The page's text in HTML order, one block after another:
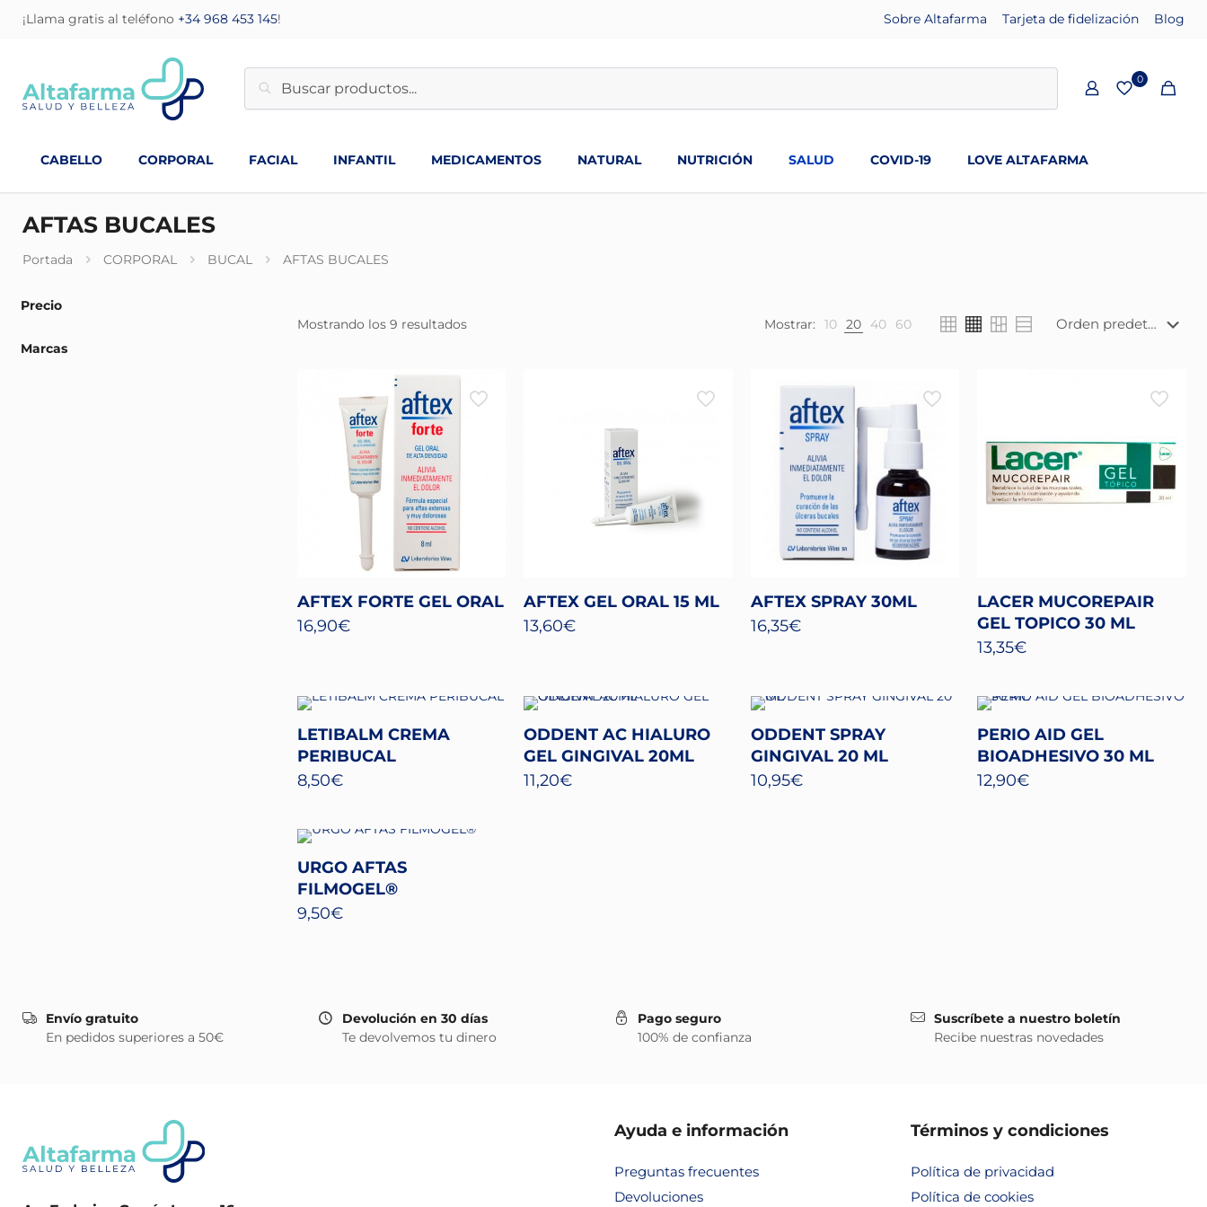
¡Llama gratis al teléfono +34 968 453 145! Sobre Altafarma Tarjeta de fidelización Blog
0
CABELLO CORPORAL FACIAL INFANTIL MEDICAMENTOS NATURAL NUTRICIÓN SALUD COVID-19 LOVE ALTAFARMA
AFTAS BUCALES
Portada CORPORAL BUCAL AFTAS BUCALES
Mostrando los 9 resultados Mostrar: 10 20 40 60
AFTEX FORTE GEL ORAL
16,90€
AFTEX GEL ORAL 15 ML
13,60€
AFTEX SPRAY 30ML
16,35€
LACER MUCOREPAIR
GEL TOPICO 30 ML
13,35€
LETIBALM CREMA
PERIBUCAL
8,50€
ODDENT AC HIALURO
GEL GINGIVAL 20ML
11,20€
ODDENT SPRAY
GINGIVAL 20 ML
10,95€
PERIO AID GEL
BIOADHESIVO 30 ML
12,90€
URGO AFTAS
FILMOGEL®
9,50€
Precio
Marcas
Envío gratuito
En pedidos superiores a 50€
Devolución en 30 días
Te devolvemos tu dinero
Pago seguro
100% de confianza
Suscríbete a nuestro boletín
Recibe nuestras novedades
Ayuda e información
Preguntas frecuentes
Devoluciones
Términos y condiciones
Política de privacidad
Política de cookies